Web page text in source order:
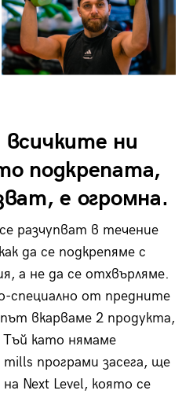
ни
подкрепата,
е огромна.
разчупват в течение
да се подкрепяме с
а не да се отхвърляме.
специално от предните
вкарваме 2 продукта,
Тъй като нямаме
програми засега, ще
Next Level, която се